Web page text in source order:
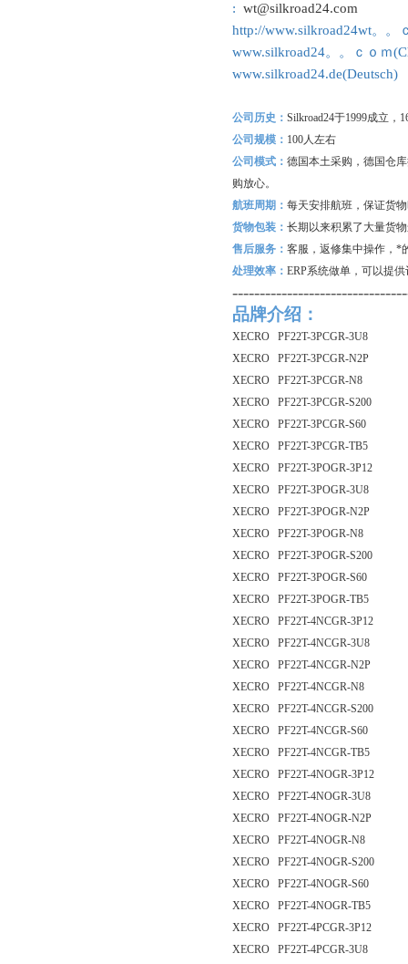
: wt@silkroad24.com
http://www.silkroad24wt。。
www.silkroad24。。ｃｏｍ
www.silkroad24.de(Deutsch)
公司历史： Silkroad24于1999成立，
公司规模： 100人左右
公司模式： 德国本土采购，德国仓
购放心。
航班周期： 每天安排航班，保证货
货物包装： 长期以来积累了大量货
售后服务： 客服，返修集中操作，*
处理效率： ERP系统做单，可以提
品牌介绍：
XECRO PF22T-3PCGR-3U8
XECRO PF22T-3PCGR-N2P
XECRO PF22T-3PCGR-N8
XECRO PF22T-3PCGR-S200
XECRO PF22T-3PCGR-S60
XECRO PF22T-3PCGR-TB5
XECRO PF22T-3POGR-3P12
XECRO PF22T-3POGR-3U8
XECRO PF22T-3POGR-N2P
XECRO PF22T-3POGR-N8
XECRO PF22T-3POGR-S200
XECRO PF22T-3POGR-S60
XECRO PF22T-3POGR-TB5
XECRO PF22T-4NCGR-3P12
XECRO PF22T-4NCGR-3U8
XECRO PF22T-4NCGR-N2P
XECRO PF22T-4NCGR-N8
XECRO PF22T-4NCGR-S200
XECRO PF22T-4NCGR-S60
XECRO PF22T-4NCGR-TB5
XECRO PF22T-4NOGR-3P12
XECRO PF22T-4NOGR-3U8
XECRO PF22T-4NOGR-N2P
XECRO PF22T-4NOGR-N8
XECRO PF22T-4NOGR-S200
XECRO PF22T-4NOGR-S60
XECRO PF22T-4NOGR-TB5
XECRO PF22T-4PCGR-3P12
XECRO PF22T-4PCGR-3U8